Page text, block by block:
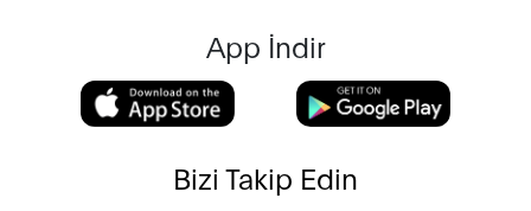
App İndir
Bizi Takip Edin